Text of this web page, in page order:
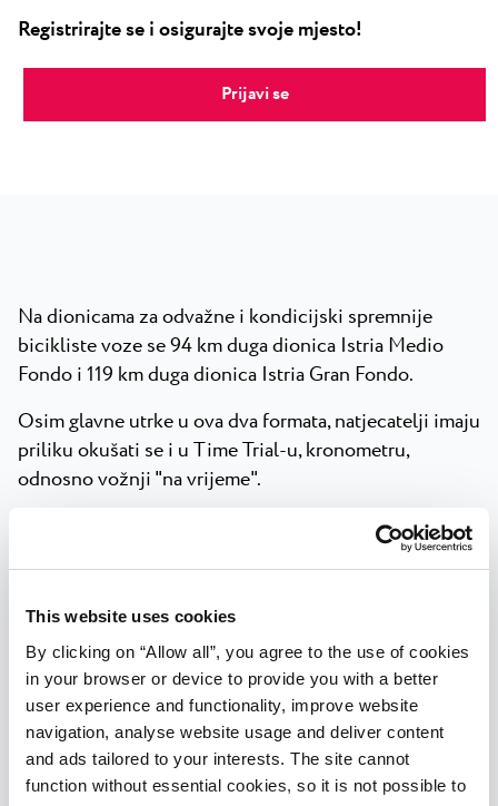
This website uses cookies
By clicking on “Allow all”, you agree to the use of cookies
in your browser or device to provide you with a better
user experience and functionality, improve website
navigation, analyse website usage and deliver content
and ads tailored to your interests. The site cannot
function without essential cookies, so it is not possible to
Registrirajte se i osigurajte svoje mjesto!
Prijavi se
Na dionicama za odvažne i kondicijski spremnije
bicikliste voze se 94 km duga dionica Istria Medio
Fondo i 119 km duga dionica Istria Gran Fondo.
Osim glavne utrke u ova dva formata, natjecatelji imaju
priliku okušati se i u Time Trial-u, kronometru,
odnosno vožnji "na vrijeme".
Dionice prolaze sjeverozapadnim i središnjim
dijelovima istarskog poluotoka te vas vraćaju natrag u
Bogat popratni program nudi zanimljive brandove u
Expo zoni, dječji program i bogatu gourmet ponudu te
ono najvažnije - odličnu atmosferu!
2023. godine Istria Gran Fondo postao je službeno
priznati događaj pod vodstvom UCI-svjetske
biciklističke organizacije. Riječ je o seriji od 28